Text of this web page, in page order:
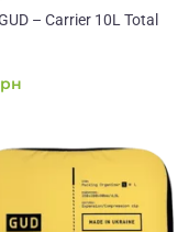
– Carrier 10L Total